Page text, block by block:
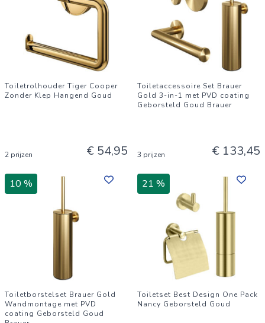
Toiletrolhouder Tiger Cooper
Zonder Klep Hangend Goud
2 prijzen € 54,95
Toiletaccessoire Set Brauer
Gold 3-in-1 met PVD coating
Geborsteld Goud Brauer
3 prijzen € 133,45
10 %
Toiletborstelset Brauer Gold
Wandmontage met PVD
coating Geborsteld Goud
21 %
Toiletset Best Design One Pack
Nancy Geborsteld Goud